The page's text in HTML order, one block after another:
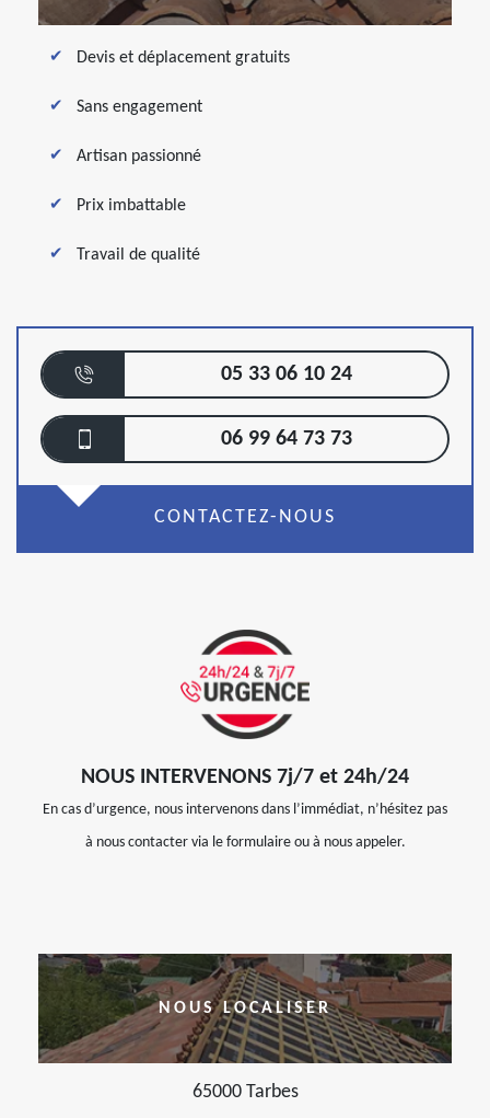
Devis et déplacement gratuits
Sans engagement
Artisan passionné
Prix imbattable
Travail de qualité
05 33 06 10 24
06 99 64 73 73
CONTACTEZ-NOUS
NOUS INTERVENONS 7j/7 et 24h/24
En cas d’urgence, nous intervenons dans l’immédiat, n’hésitez pas
à nous contacter via le formulaire ou à nous appeler.
NOUS LOCALISER
65000 Tarbes